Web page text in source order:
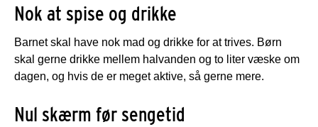
Nok at spise og drikke
Barnet skal have nok mad og drikke for at trives. Børn
skal gerne drikke mellem halvanden og to liter væske om
dagen, og hvis de er meget aktive, så gerne mere.
Nul skærm før sengetid